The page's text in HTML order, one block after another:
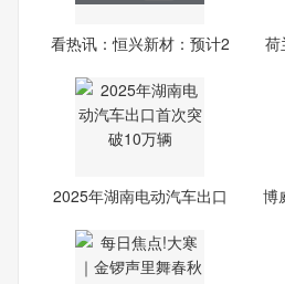
看热讯：恒兴新材：预计2
荷
2025年湖南电动汽车出口
博